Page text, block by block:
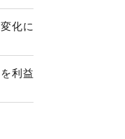
化に
利益